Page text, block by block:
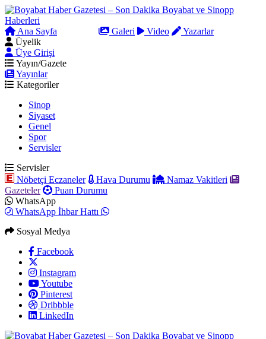
Ana Sayfa Galeri Video
Yazarlar
Üyelik
Üye Girişi
Yayın/Gazete
Yayınlar
Kategoriler
Sinop
Siyaset
Genel
Spor
Servisler
Servisler
Nöbetçi Eczaneler
Hava Durumu
Namaz Vakitleri
Gazeteler
Puan Durumu
WhatsApp
WhatsApp İhbar Hattı
Sosyal Medya
Facebook
Instagram
Youtube
Pinterest
Dribbble
LinkedIn